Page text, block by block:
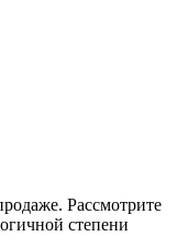
Рассмотрите
степени